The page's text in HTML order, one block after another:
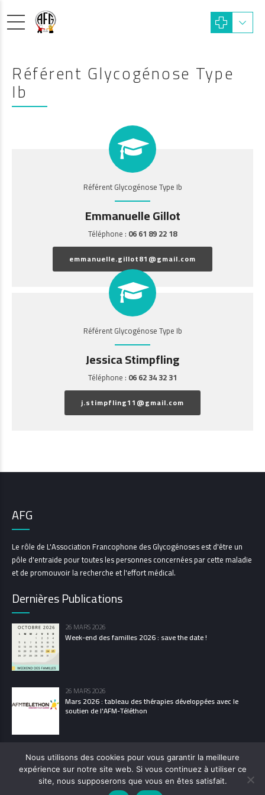
Référent Glycogénose Type
Ib
Référent Glycogénose Type Ib
Emmanuelle Gillot
Téléphone : 06 61 89 22 18
emmanuelle.gillot81@gmail.com
Référent Glycogénose Type Ib
Jessica Stimpfling
Téléphone : 06 62 34 32 31
j.stimpfling11@gmail.com
AFG
Le rôle de L'Association Francophone des Glycogénoses est d'être un
pôle d'entraide pour toutes les personnes concernées par cette maladie
et de promouvoir la recherche et l'effort médical.
Dernières Publications
26 MARS 2026
Week-end des familles 2026 : save the date !
26 MARS 2026
Mars 2026 : tableau des thérapies développées avec le
soutien de l'AFM-Téléthon
© 2021 L’Association Francophone des Glycogénoses
Nous utilisons des cookies pour vous garantir la meilleure
expérience sur notre site web. Si vous continuez à utiliser ce
site, nous supposerons que vous en êtes satisfait.